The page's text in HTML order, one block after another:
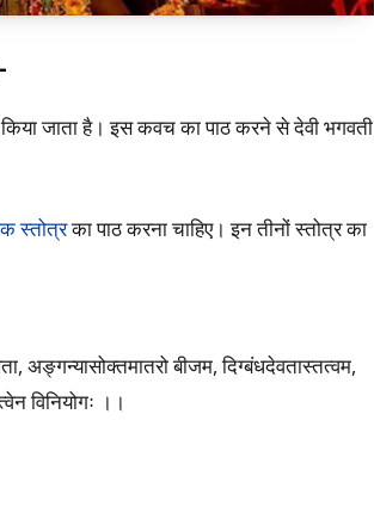
जाता है। इस कवच का पाठ करने से देवी भगवती
स्तोत्रका पाठ करना चाहिए। इन तीनों स्तोत्र का
अङ्गन्यासोक्तमातरो बीजम, दिग्बंधदेवतास्तत्वम,
विनियोगः ।।